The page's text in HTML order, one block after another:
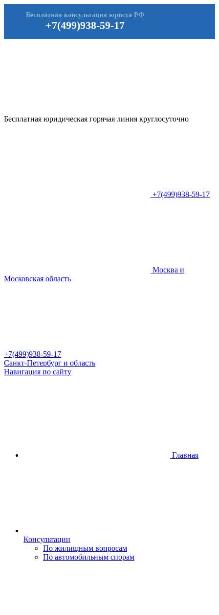
+7(499)938-59-17
Бесплатная консультация юриста РФ
Бесплатная юридическая горячая линия круглосуточно
+7(499)938-59-17
Москва и
Московская область
+7(499)938-59-17
Санкт-Петербург и область
Навигация по сайту
Главная
Консультации
По жилищным вопросам
По автомобильным спорам